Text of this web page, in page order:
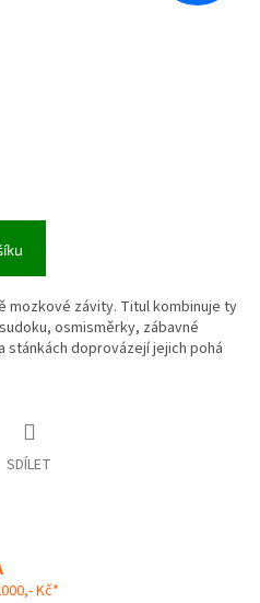
mozkové závity. Titul kombinuje ty
osmisměrky, zábavné
stánkách doprovázejí jejich pohá
SDÍLET
Kč*